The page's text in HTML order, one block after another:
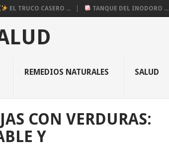
EL TRUCO CASERO ... TANQUE DEL INODORO ...
REMEDIOS NATURALES SALUD
CON VERDURAS:
Y